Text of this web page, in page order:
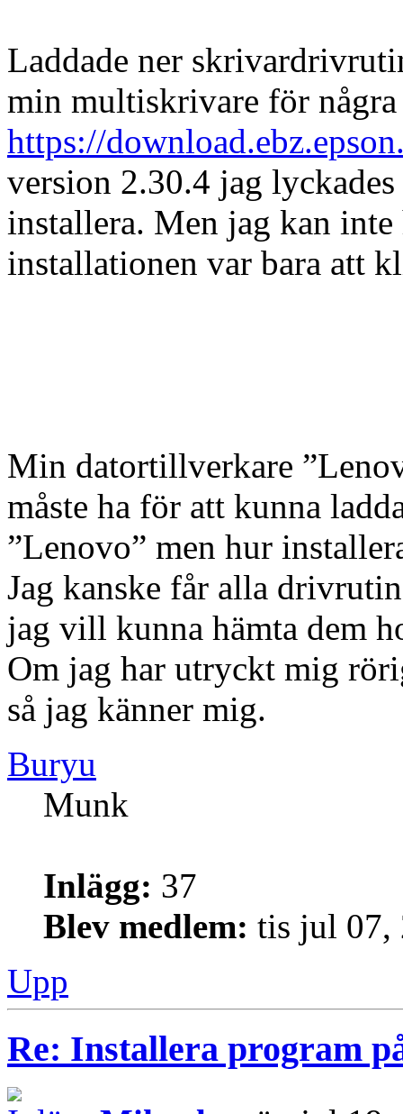
Laddade ner
min multiskrivare för några
https://
version 2.30.4 jag
installera. Men jag kan
installationen var bara att
Min datortillverkare
måste ha för att kunna
”Lenovo” men hur
Jag kanske får alla
jag vill kunna hämta dem
Om jag har utryckt mig
så jag känner mig.
Buryu
Munk
Inlägg: 37
Blev medlem: tis jul 07,
Upp
Re: Installera program